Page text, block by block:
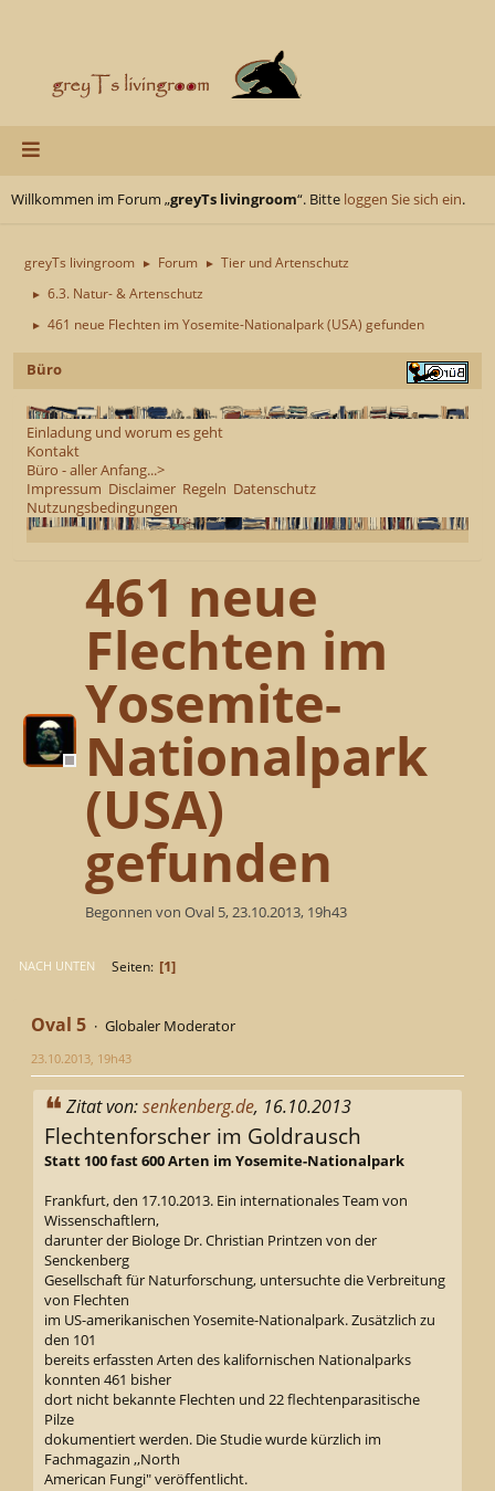
Willkommen im Forum „greyTs livingroom“. Bitte loggen Sie sich ein.
greyTs livingroom ► Forum ► Tier und Artenschutz
► 6.3. Natur- & Artenschutz
► 461 neue Flechten im Yosemite-Nationalpark (USA) gefunden
Büro
Einladung und worum es geht
Kontakt
Büro - aller Anfang...>
Impressum Disclaimer Regeln Datenschutz
Nutzungsbedingungen
461 neue
Flechten im
Yosemite-
Nationalpark
(USA)
gefunden
Begonnen von Oval 5, 23.10.2013, 19h43
NACH UNTEN Seiten 1
Oval 5 Globaler Moderator
23.10.2013, 19h43
Zitat von:senkenberg.de, 16.10.2013
Flechtenforscher im Goldrausch
Statt 100 fast 600 Arten im Yosemite-Nationalpark
Frankfurt, den 17.10.2013. Ein internationales Team von
Wissenschaftlern,
darunter der Biologe Dr. Christian Printzen von der
Senckenberg
Gesellschaft für Naturforschung, untersuchte die Verbreitung
von Flechten
im US-amerikanischen Yosemite-Nationalpark. Zusätzlich zu
den 101
bereits erfassten Arten des kalifornischen Nationalparks
konnten 461 bisher
dort nicht bekannte Flechten und 22 flechtenparasitische
Pilze
dokumentiert werden. Die Studie wurde kürzlich im
Fachmagazin ,,North
American Fungi" veröffentlicht.